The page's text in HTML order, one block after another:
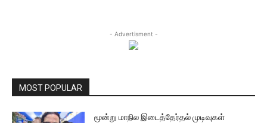
- Advertisment -
MOST POPULAR
மூன்று மாநில இடைத்தேர்தல் முடிவுகள்